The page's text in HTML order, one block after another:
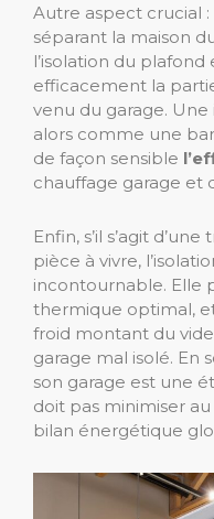
Autre aspect crucial :
séparant la maison
l’isolation du
efficacement la
venu du garage.
alors comme une
de façon sensible
chauffage garage et
Enfin, s’il s’agit
pièce à vivre,
incontournable. Elle
thermique optimal,
froid montant du
garage mal isolé. En
son garage est une
doit pas minimiser
bilan énergétique